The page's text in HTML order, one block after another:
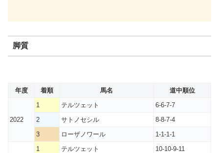
脚質
年度 着順 馬名 道中順位
2022
1 テルツェット
6-6-7-7
2
サトノセシル
8-8-7-4
3
ローザノワール 1-1-1-1
1 テルツェット
10-10-9-11